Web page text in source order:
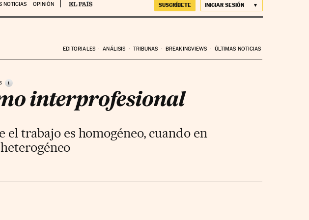
NOTICIAS OPINIÓN SUSCRÍBETE INICIAR SESIÓN
EDITORIALES ANÁLISIS TRIBUNAS BREAKINGVIEWS ÚLTIMAS NOTICIAS
i
interprofesional
trabajo es homogéneo, cuando en